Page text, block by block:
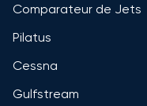
Comparateur de Jets
Pilatus
Cessna
Gulfstream